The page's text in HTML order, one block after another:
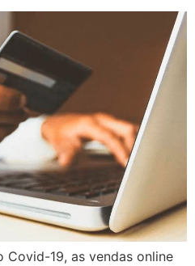
Covid-19, as vendas online